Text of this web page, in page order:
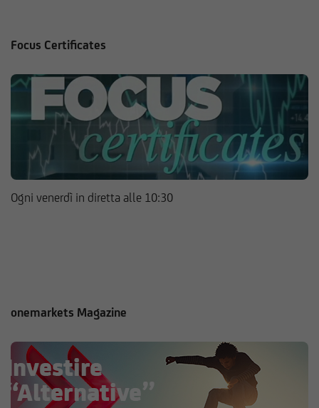
Focus Certificates
Ogni venerdì in diretta alle 10:30
onemarkets Magazine